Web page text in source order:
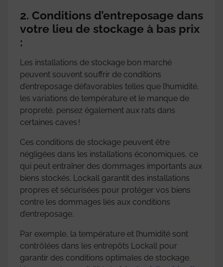
2. Conditions d’entreposage dans
votre lieu de stockage à bas prix
:
Les installations de stockage bon marché
peuvent souvent souffrir de conditions
d’entreposage défavorables telles que l’humidité,
les variations de température et le manque de
propreté, pensez également aux rats dans
certaines caves !
Ces conditions de stockage peuvent être
négligées dans les installations économiques, ce
qui peut entraîner des dommages importants aux
biens stockés. Lockall garantit des installations
propres et sécurisées pour protéger vos biens
contre les dommages liés aux conditions
d’entreposage.
Par exemple, la température et l’humidité sont
contrôlées dans les entrepôts Lockall pour
garantir des conditions optimales de stockage.